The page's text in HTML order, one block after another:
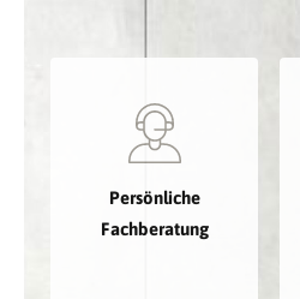
Persönliche
Fachberatung